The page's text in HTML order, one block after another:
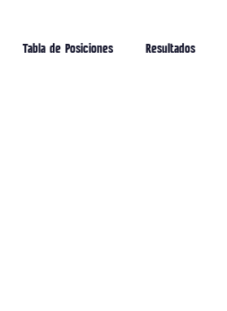
Tabla de Posiciones Resultados